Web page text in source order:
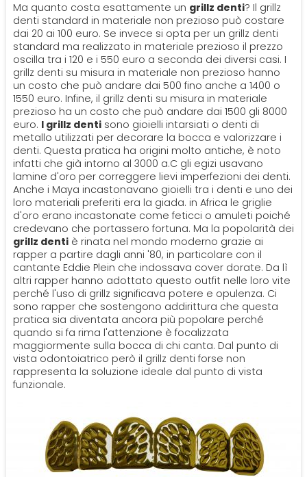
Ma quanto costa esattamente un grillz denti? Il grillz
denti standard in materiale non prezioso può costare
dai 20 ai 100 euro. Se invece si opta per un grillz denti
standard ma realizzato in materiale prezioso il prezzo
oscilla tra i 120 e i 550 euro a seconda dei diversi casi. I
grillz denti su misura in materiale non prezioso hanno
un costo che può andare dai 500 fino anche a 1400 o
1550 euro. Infine, il grillz denti su misura in materiale
prezioso ha un costo che può andare dai 1500 gli 8000
euro. I grillz dentisono gioielli intarsiati o denti di
metallo utilizzati per decorare la bocca e valorizzare i
denti. Questa pratica ha origini molto antiche, è noto
infatti che già intorno al 3000 a.C gli egizi usavano
lamine d'oro per correggere lievi imperfezioni dei denti.
Anche i Maya incastonavano gioielli tra i denti e uno dei
loro materiali preferiti era la giada. in Africa le griglie
d'oro erano incastonate come feticci o amuleti poiché
credevano che portassero fortuna. Ma la popolarità dei
grillz dentiè rinata nel mondo moderno grazie ai
rapper a partire dagli anni '80, in particolare con il
cantante Eddie Plein che indossava cover dorate. Da lì
altri rapper hanno adottato questo outfit nelle loro vite
perché l'uso di grillz significava potere e opulenza. Ci
sono rapper che sostengono addirittura che questa
pratica sia diventata ancora più popolare perché
quando si fa rima l'attenzione è focalizzata
maggiormente sulla bocca di chi canta. Dal punto di
vista odontoiatrico però il grillz denti forse non
rappresenta la soluzione ideale dal punto di vista
funzionale.